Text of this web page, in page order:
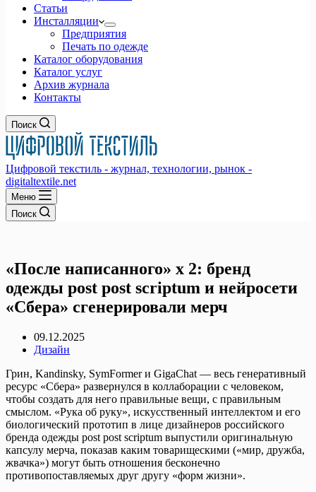
Статьи
Инсталляции
Предприятия
Печать по одежде
Каталог оборудования
Каталог услуг
Архив журнала
Контакты
Поиск
Цифровой текстиль - журнал, технологии, рынок -
digitaltextile.net
Меню
Поиск
«После написанного» х 2: бренд
одежды post post scriptum и нейросети
«Сбера» сгенерировали мерч
09.12.2025
Дизайн
Грин, Kandinsky, SymFormer и GigaChat — весь генеративный
ресурс «Сбера» развернулся в коллаборации с человеком,
чтобы создать для него правильные вещи, с правильным
смыслом. «Рука об руку», искусственный интеллектом и его
биологический прототип в лице дизайнеров российского
бренда одежды post post scriptum выпустили оригинальную
капсулу мерча, показав каким товарищескими («мир, дружба,
жвачка») могут быть отношения бесконечно
противопоставляемых друг другу «форм жизни».